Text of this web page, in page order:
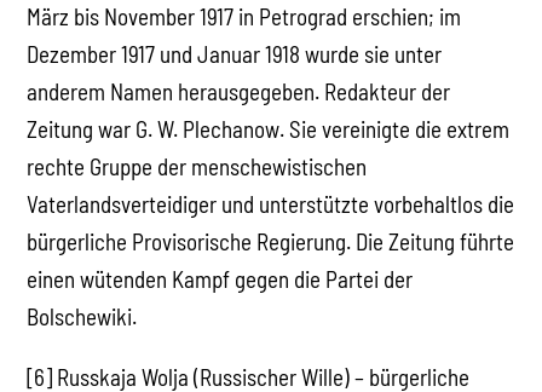
März bis November 1917 in Petrograd erschien; im
Dezember 1917 und Januar 1918 wurde sie unter
anderem Namen herausgegeben. Redakteur der
Zeitung war G. W. Plechanow. Sie vereinigte die extrem
rechte Gruppe der menschewistischen
Vaterlandsverteidiger und unterstützte vorbehaltlos die
bürgerliche Provisorische Regierung. Die Zeitung führte
einen wütenden Kampf gegen die Partei der
Bolschewiki.
[6] Russkaja Wolja (Russischer Wille) – bürgerliche